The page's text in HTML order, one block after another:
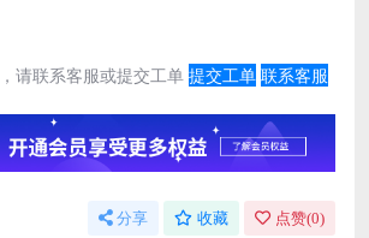
请联系客服或提交工单 提交工单 联系客服
分享 收藏 点赞(0)